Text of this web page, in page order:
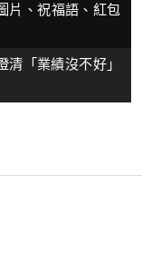
片、祝福語、紅包
「業績沒不好」